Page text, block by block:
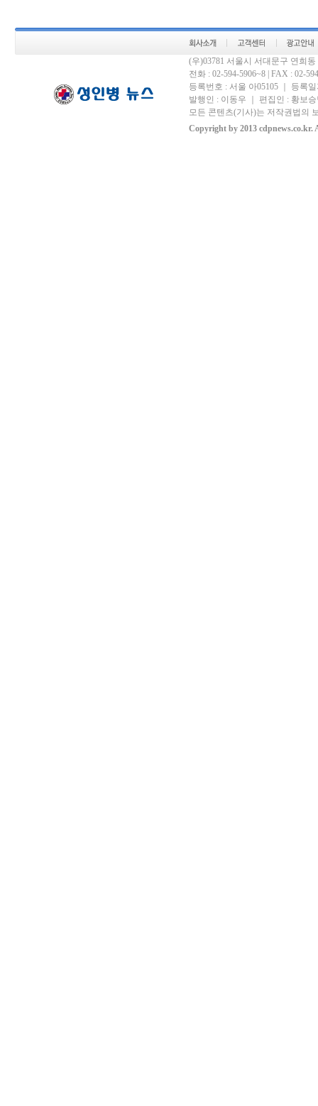
(우)03781 서울시 서대문구 연희
전화 : 02-594-5906~8 | FAX : 02-
등록번호 : 서울 아05105 ｜ 등록
발행인 : 이동우 ｜ 편집인 : 황보
모든 콘텐츠(기사)는 저작권법의
Copyright by 2013 cdpnews.co.kr.